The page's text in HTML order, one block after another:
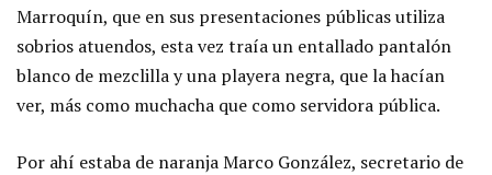
Marroquín, que en sus presentaciones públicas utiliza
sobrios atuendos, esta vez traía un entallado pantalón
blanco de mezclilla y una playera negra, que la hacían
ver, más como muchacha que como servidora pública.
Por ahí estaba de naranja Marco González, secretario de